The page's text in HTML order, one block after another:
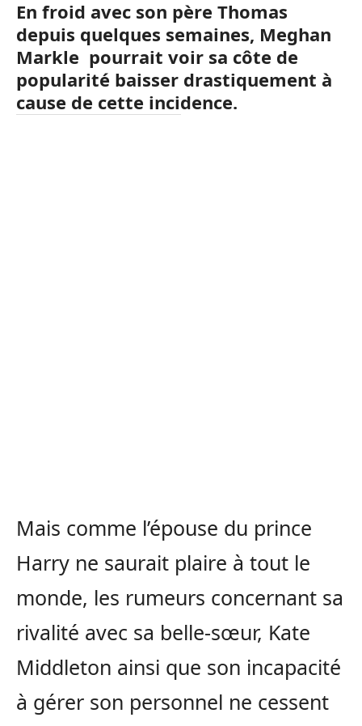
En froid avec son père Thomas
depuis quelques semaines, Meghan
Markle pourrait voir sa côte de
popularité baisser drastiquement à
cause de cette incidence.
Mais comme l’épouse du prince
Harry ne saurait plaire à tout le
monde, les rumeurs concernant sa
rivalité avec sa belle-sœur, Kate
Middleton ainsi que son incapacité
à gérer son personnel ne cessent